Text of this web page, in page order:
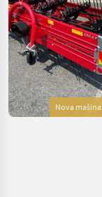
Nova mašina